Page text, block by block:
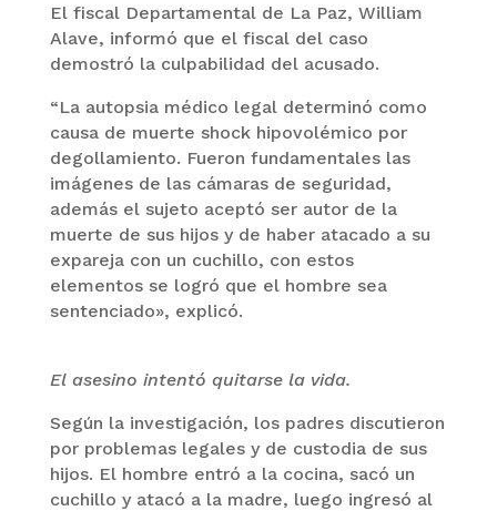
El fiscal Departamental de La Paz, William
Alave, informó que el fiscal del caso
demostró la culpabilidad del acusado.
“La autopsia médico legal determinó como
causa de muerte shock hipovolémico por
degollamiento. Fueron fundamentales las
imágenes de las cámaras de seguridad,
además el sujeto aceptó ser autor de la
muerte de sus hijos y de haber atacado a su
expareja con un cuchillo, con estos
elementos se logró que el hombre sea
sentenciado», explicó.
El asesino intentó quitarse la vida.
Según la investigación, los padres discutieron
por problemas legales y de custodia de sus
hijos. El hombre entró a la cocina, sacó un
cuchillo y atacó a la madre, luego ingresó al